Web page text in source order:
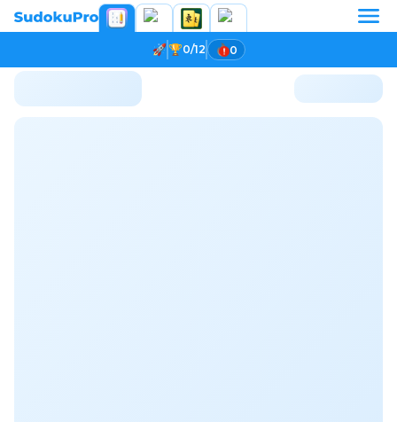
0/12 0